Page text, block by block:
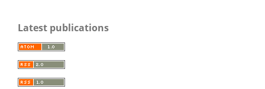
Latest publications